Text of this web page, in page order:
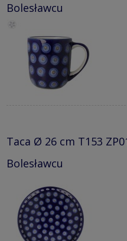
Bolesławcu
Taca Ø 26 cm T153
Bolesławcu